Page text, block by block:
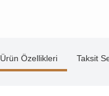
Ürün Özellikleri Taksit